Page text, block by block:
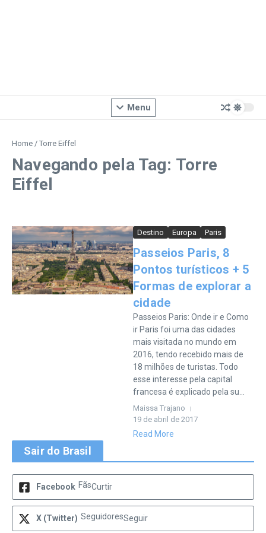
Menu
Home / Torre Eiffel
Navegando pela Tag: Torre
Eiffel
Destino Europa Paris
Passeios Paris, 8
Pontos turísticos + 5
Formas de explorar a
cidade
Passeios Paris: Onde ir e Como
ir Paris foi uma das cidades
mais visitada no mundo em
2016, tendo recebido mais de
18 milhões de turistas. Todo
esse interesse pela capital
francesa é explicado pela su...
Maissa Trajano
19 de abril de 2017
Read More
Sair do Brasil
Facebook FãsCurtir
X (Twitter) SeguidoresSeguir